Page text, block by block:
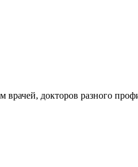
докторов разного